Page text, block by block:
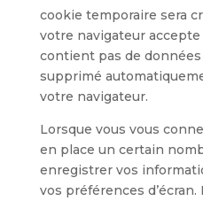
cookie temporaire sera
votre navigateur
contient pas de
supprimé
votre navigateur.
Lorsque vous vous
en place un certain
enregistrer vos
vos préférences d’écran.